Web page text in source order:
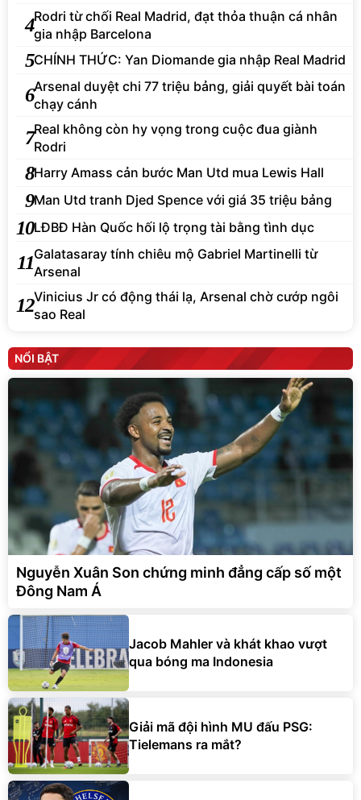
4Rodri từ chối Real Madrid, đạt thỏa thuận cá nhân
gia nhập Barcelona
5CHÍNH THỨC: Yan Diomande gia nhập Real Madrid
6Arsenal duyệt chi 77 triệu bảng, giải quyết bài toán
chạy cánh
7Real không còn hy vọng trong cuộc đua giành
Rodri
8Harry Amass cản bước Man Utd mua Lewis Hall
9Man Utd tranh Djed Spence với giá 35 triệu bảng
10LĐBĐ Hàn Quốc hối lộ trọng tài bằng tình dục
11Galatasaray tính chiêu mộ Gabriel Martinelli từ
Arsenal
12Vinicius Jr có động thái lạ, Arsenal chờ cướp ngôi
sao Real
NỔI BẬT
Nguyễn Xuân Son chứng minh đẳng cấp số một
Đông Nam Á
Jacob Mahler và khát khao vượt
qua bóng ma Indonesia
Giải mã đội hình MU đấu PSG:
Tielemans ra mắt?